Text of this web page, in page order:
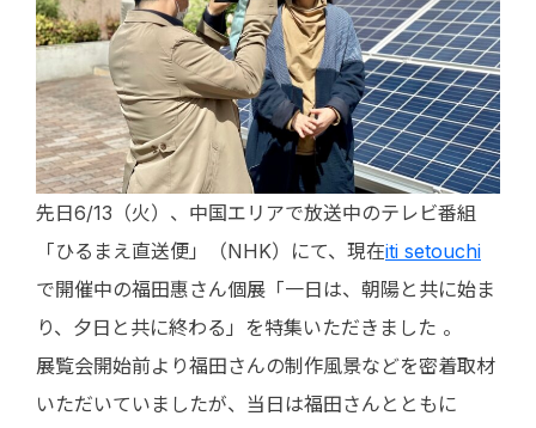
先日6/13（火）、中国エリアで放送中のテレビ番組
「ひるまえ直送便」（NHK）にて、現在iti setouchi
で開催中の福田惠さん個展「一日は、朝陽と共に始ま
り、夕日と共に終わる」を特集いただきました 。
展覧会開始前より福田さんの制作風景などを密着取材
いただいていましたが、当日は福田さんとともに